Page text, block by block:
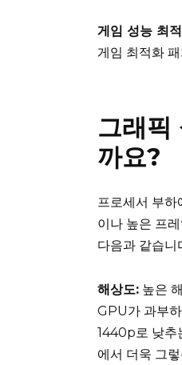
게임 성능 최
게임 최적화
그래픽
까요?
프로세서 부하
이나 높은 프
다음과 같습니
해상도: 높은
GPU가 과부
1440p로 낮추
에서 더욱 그